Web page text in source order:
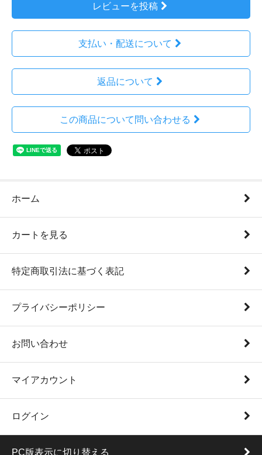
レビューを投稿
支払い・配送について
返品について
この商品について問い合わせる
ホーム
カートを見る
特定商取引法に基づく表記
プライバシーポリシー
お問い合わせ
マイアカウント
ログイン
PC版表示に切り替える